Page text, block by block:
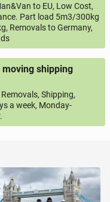
to EU, Low Cost,
Part load 5m3/300kg
Removals to Germany,
shipping
Shipping,
a week, Monday-